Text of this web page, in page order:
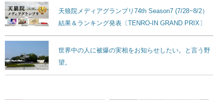
天狼院メディアグランプリ74th Season7 (7/28~8/2）
結果＆ランキング発表〔TENRO-IN GRAND PRIX〕
世界中の人に被爆の実相をお知らせしたい。と言う野
望。